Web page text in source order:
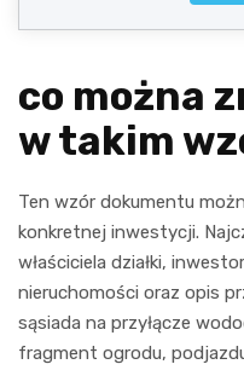
Oświadczam, że udzielam niniejszej
………………………………….
podpis inwestora
Załącznik opcjonalny: mapa z
co można
w takim
Ten wzór dokumentu
konkretnej inwestycji.
właściciela działki,
nieruchomości oraz opis
sąsiada na przyłącze
fragment ogrodu,